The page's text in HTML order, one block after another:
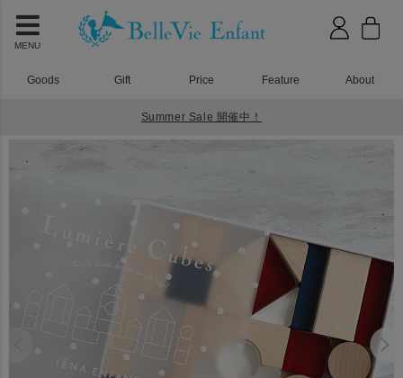
MENU
Goods Gift Price Feature About
Summer Sale 開催中！
Lumiere Cubes French アクリル&木の積み木 26ピース(日本製)